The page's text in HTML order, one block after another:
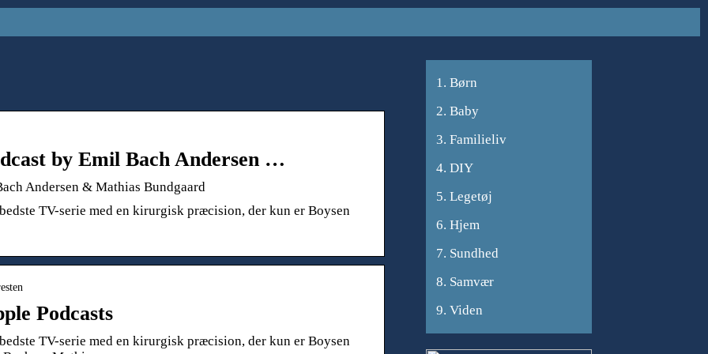
by Emil Bach Andersen …
Andersen & Mathias Bundgaard
TV-serie med en kirurgisk præcision, der kun er Boysen
Podcasts
TV-serie med en kirurgisk præcision, der kun er Boysen
Børn
Baby
Familieliv
DIY
Legetøj
Hjem
Sundhed
Samvær
Viden